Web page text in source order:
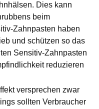
Dies kann
beim
Zahnpasten haben
und schützen so das
Sensitiv-Zahnpasten
reduzieren
versprechen zwar
sollten Verbraucher